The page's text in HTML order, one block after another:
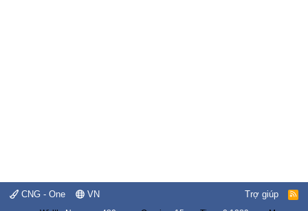
CNG - One VN Trợ giúp
R